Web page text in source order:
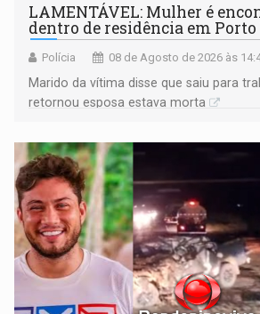
LAMENTÁVEL: Mulher é
dentro de residência em
Polícia 08 de Agosto de 2026 às
Marido da vítima disse que saiu para
retornou esposa estava morta